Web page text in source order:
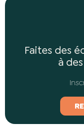
Faites des
à